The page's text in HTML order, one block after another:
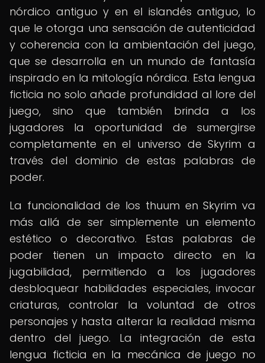
nórdico antiguo y en el islandés antiguo, lo
que le otorga una sensación de autenticidad
y coherencia con la ambientación del juego,
que se desarrolla en un mundo de fantasía
inspirado en la mitología nórdica. Esta lengua
ficticia no solo añade profundidad al lore del
juego, sino que también brinda a los
jugadores la oportunidad de sumergirse
completamente en el universo de Skyrim a
través del dominio de estas palabras de
poder.
La funcionalidad de los thuum en Skyrim va
más allá de ser simplemente un elemento
estético o decorativo. Estas palabras de
poder tienen un impacto directo en la
jugabilidad, permitiendo a los jugadores
desbloquear habilidades especiales, invocar
criaturas, controlar la voluntad de otros
personajes y hasta alterar la realidad misma
dentro del juego. La integración de esta
lengua ficticia en la mecánica de juego no